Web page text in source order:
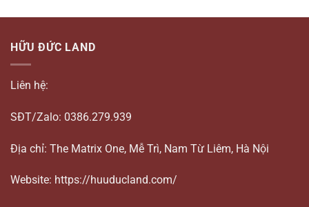
HỮU ĐỨC LAND
Liên hệ:
SĐT/Zalo: 0386.279.939
Địa chỉ: The Matrix One, Mễ Trì, Nam Từ Liêm, Hà Nội
Website: https://huuducland.com/